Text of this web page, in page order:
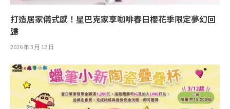
打造居家儀式感！星巴克家享咖啡春日櫻花季限定夢幻回
歸
2026 年 3 月 12 日